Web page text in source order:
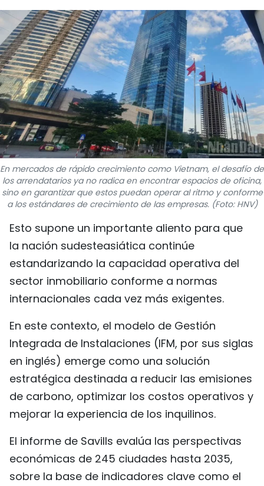
DEPORTES
VIAJES
PUENTE DE AMISTAD
HISTORIAS MULTIMEDIA
FOTOGRAFÍA
¿QUIÉNES SOMOS?
TIẾNG VIỆT
中文
FRANÇAIS
РУССКИЙ
En mercados de rápido crecimiento como Vietnam, el desafío de
los arrendatarios ya no radica en encontrar espacios de oficina,
sino en garantizar que estos puedan operar al ritmo y conforme
a los estándares de crecimiento de las empresas. (Foto: HNV)
Esto supone un importante aliento para que
la nación sudesteasiática continúe
estandarizando la capacidad operativa del
sector inmobiliario conforme a normas
internacionales cada vez más exigentes.
En este contexto, el modelo de Gestión
Integrada de Instalaciones (IFM, por sus siglas
en inglés) emerge como una solución
estratégica destinada a reducir las emisiones
de carbono, optimizar los costos operativos y
mejorar la experiencia de los inquilinos.
El informe de Savills evalúa las perspectivas
económicas de 245 ciudades hasta 2035,
sobre la base de indicadores clave como el